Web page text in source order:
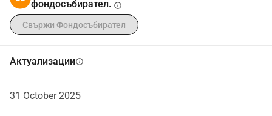
вкъщи Благодарим ви предварително Xxx
фондосъбирател. info
Свържи Фондосъбирател
Актуализацииinfo
31 October 2025